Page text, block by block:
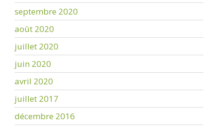
septembre 2020
août 2020
juillet 2020
juin 2020
avril 2020
juillet 2017
décembre 2016